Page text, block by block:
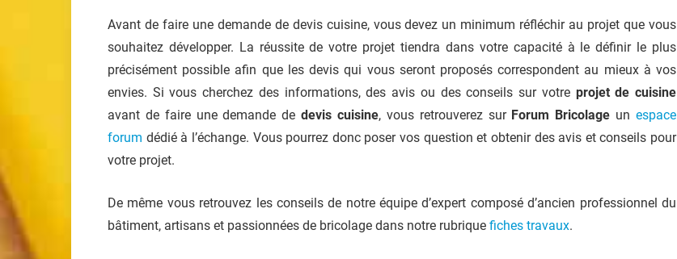
Avant de faire une demande de devis cuisine, vous devez un minimum réfléchir au projet que vous
souhaitez développer. La réussite de votre projet tiendra dans votre capacité à le définir le plus
précisément possible afin que les devis qui vous seront proposés correspondent au mieux à vos
envies. Si vous cherchez des informations, des avis ou des conseils sur votre projet de cuisine
avant de faire une demande dedevis cuisine, vous retrouverez sur Forum Bricolage unespace
forum dédié à l’échange. Vous pourrez donc poser vos question et obtenir des avis et conseils pour
votre projet.
De même vous retrouvez les conseils de notre équipe d’expert composé d’ancien professionnel du
bâtiment, artisans et passionnées de bricolage dans notre rubrique fiches travaux.